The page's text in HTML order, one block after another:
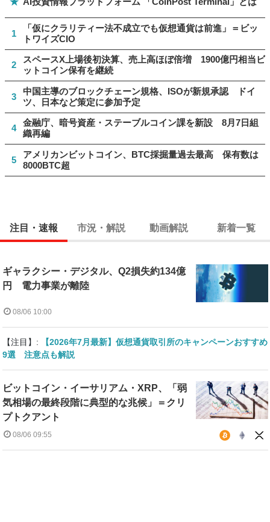
1
「仮にクラリティー法不成立でも仮想通貨は前進」＝ビッ
トワイズCIO
2
スペースX上場後初決算、売上高ほぼ倍増 1900億円相当ビ
ットコイン保有を継続
3
中国主導のブロックチェーン規格、ISOが新規承認 ドイ
ツ、日本など策定に参加予定
4
金融庁、暗号資産・ステーブルコイン課を新設 8月7日組
織再編
5
アメリカンビットコイン、BTC採掘量過去最高 保有数は
8000BTC超
注目・速報 市況・解説 動画解説 新着一覧
ギャラクシー・デジタル、Q2損失約134億
円 電力事業が離陸
08/06 10:00
【注目】:
【2026年7月最新】仮想通貨取引所のキャンペーンおすすめ
9選 注意点も解説
ビットコイン・イーサリアム・XRP、「弱
気相場の最終段階に典型的な兆候」＝クリ
プトクアント
08/06 09:55